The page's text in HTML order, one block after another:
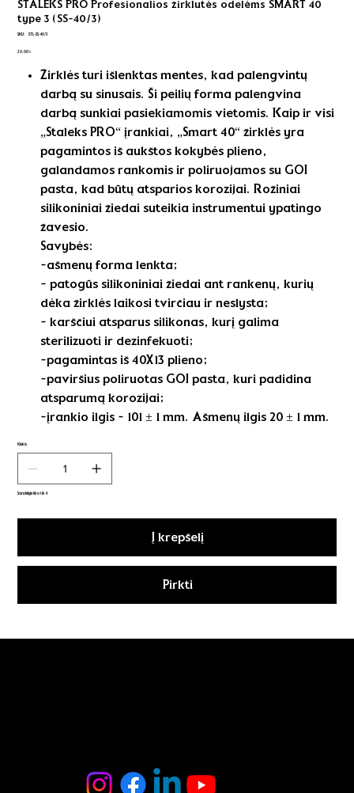
STALEKS PRO Profesionalios žirklutės odelėms SMART 40
type 3 (SS-40/3)
SKU:
SKU
SS-
STL-SS-40/3
Kaina
20,00 €
Žirklės turi išlenktas mentes, kad palengvintų
darbą su sinusais. Ši peilių forma palengvina
darbą sunkiai pasiekiamomis vietomis. Kaip ir visi
„Staleks PRO“ įrankiai, „Smart 40“ žirklės yra
pagamintos iš aukštos kokybės plieno,
galandamos rankomis ir poliruojamos su GOI
pasta, kad būtų atsparios korozijai. Rožiniai
silikoniniai žiedai suteikia instrumentui ypatingo
žavesio.
Savybės:
-ašmenų forma lenkta;
- patogūs silikoniniai žiedai ant rankenų, kurių
dėka žirklės laikosi tvirčiau ir neslysta;
- karščiui atsparus silikonas, kurį galima
sterilizuoti ir dezinfekuoti;
-pagamintas iš 40X13 plieno;
-paviršius poliruotas GOI pasta, kuri padidina
atsparumą korozijai;
-įrankio ilgis - 101 ± 1 mm. Ašmenų ilgis 20 ± 1 mm.
Kiekis
Sandėlyje liko tik 4
Į krepšelį
Pirkti